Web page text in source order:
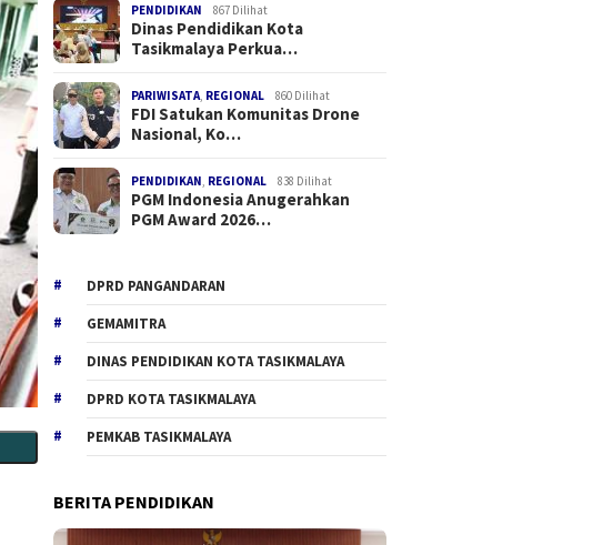
PENDIDIKAN 867 Dilihat
Dinas Pendidikan Kota
Tasikmalaya Perkua…
PARIWISATA REGIONAL 860 Dilihat
FDI Satukan Komunitas Drone
Nasional, Ko…
PENDIDIKAN REGIONAL 838 Dilihat
PGM Indonesia Anugerahkan
PGM Award 2026…
DPRD PANGANDARAN
GEMAMITRA
DINAS PENDIDIKAN KOTA TASIKMALAYA
DPRD KOTA TASIKMALAYA
PEMKAB TASIKMALAYA
BERITA PENDIDIKAN